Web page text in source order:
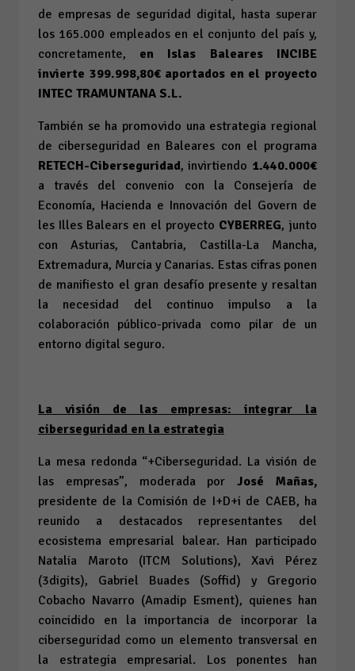
de empresas de seguridad digital, hasta superar
los 165.000 empleados en el conjunto del país y,
concretamente, en Islas Baleares INCIBE
invierte 399.998,80€ aportados en el proyecto
INTEC TRAMUNTANA S.L.
También se ha promovido una estrategia regional
de ciberseguridad en Baleares con el programa
RETECH-Ciberseguridad, invirtiendo 1.440.000€
a través del convenio con la Consejería de
Economía, Hacienda e Innovación del Govern de
les Illes Balears en el proyecto CYBERREG, junto
con Asturias, Cantabria, Castilla-La Mancha,
Extremadura, Murcia y Canarias. Estas cifras ponen
de manifiesto el gran desafío presente y resaltan
la necesidad del continuo impulso a la
colaboración público-privada como pilar de un
entorno digital seguro.
La visión de las empresas: integrar la
ciberseguridad en la estrategia
La mesa redonda “+Ciberseguridad. La visión de
las empresas”, moderada porJosé Mañas,
presidente de la Comisión de I+D+i de CAEB, ha
reunido a destacados representantes del
ecosistema empresarial balear. Han participado
Natalia Maroto (ITCM Solutions), Xavi Pérez
(3digits), Gabriel Buades (Soffid) y Gregorio
Cobacho Navarro (Amadip Esment), quienes han
coincidido en la importancia de incorporar la
ciberseguridad como un elemento transversal en
la estrategia empresarial. Los ponentes han